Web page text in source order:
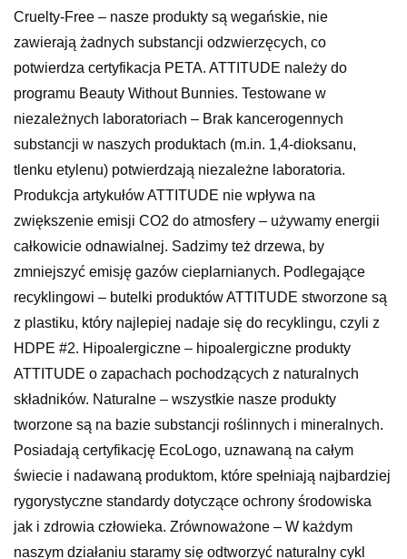
Cruelty-Free – nasze produkty są wegańskie, nie
zawierają żadnych substancji odzwierzęcych, co
potwierdza certyfikacja PETA. ATTITUDE należy do
programu Beauty Without Bunnies. Testowane w
niezależnych laboratoriach – Brak kancerogennych
substancji w naszych produktach (m.in. 1,4-dioksanu,
tlenku etylenu) potwierdzają niezależne laboratoria.
Produkcja artykułów ATTITUDE nie wpływa na
zwiększenie emisji CO2 do atmosfery – używamy energii
całkowicie odnawialnej. Sadzimy też drzewa, by
zmniejszyć emisję gazów cieplarnianych. Podlegające
recyklingowi – butelki produktów ATTITUDE stworzone są
z plastiku, który najlepiej nadaje się do recyklingu, czyli z
HDPE #2. Hipoalergiczne – hipoalergiczne produkty
ATTITUDE o zapachach pochodzących z naturalnych
składników. Naturalne – wszystkie nasze produkty
tworzone są na bazie substancji roślinnych i mineralnych.
Posiadają certyfikację EcoLogo, uznawaną na całym
świecie i nadawaną produktom, które spełniają najbardziej
rygorystyczne standardy dotyczące ochrony środowiska
jak i zdrowia człowieka. Zrównoważone – W każdym
naszym działaniu staramy się odtworzyć naturalny cykl